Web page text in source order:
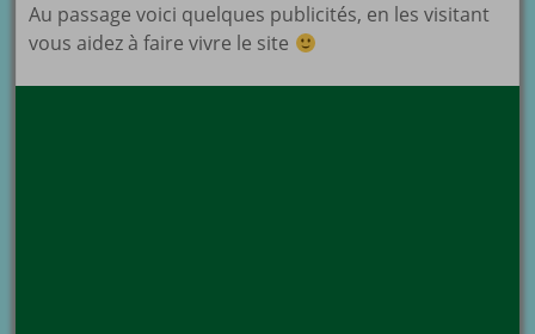
Au passage voici quelques publicités, en les visitant
vous aidez à faire vivre le site